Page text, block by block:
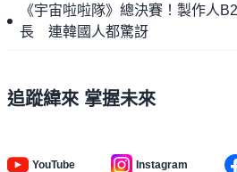
《宇宙啦啦隊》總決賽！製作人
長 連韓國人都驚訝
追蹤緯來 掌握未來
YouTube Instagram